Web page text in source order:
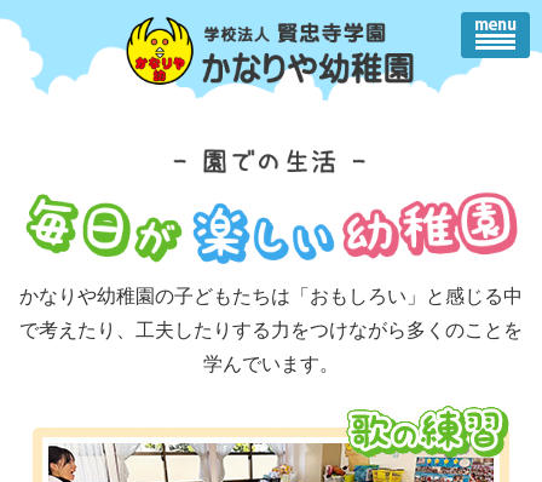
かなりや幼稚園の子どもたちは「おもしろい」と感じる中
で考えたり、工夫したりする力をつけながら多くのことを
学んでいます。